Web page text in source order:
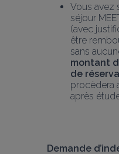
Vous avez
séjour
(avec
être
sans
montant
de
procèdera
après
Demande